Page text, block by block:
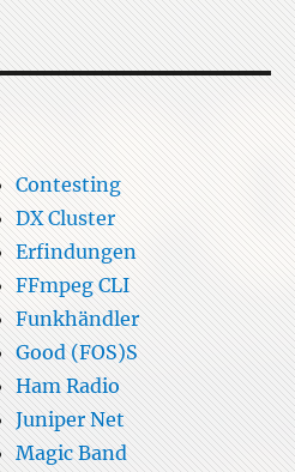
Contesting
DX Cluster
Erfindungen
FFmpeg CLI
Funkhändler
Good (FOS)S
Ham Radio
Juniper Net
Magic Band